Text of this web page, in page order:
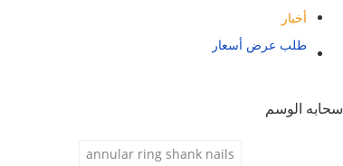
أخبار
طلب عرض أسعار
سحابه الوسم
annular ring shank nails